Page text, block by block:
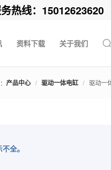
热线：15012623620
资料下载 关于我们
产品中心 / 驱动一体电缸 / 驱动一
全。